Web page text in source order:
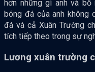
hơn những gì anh và
bóng đá của anh không
đá và cả Xuân Trường
tích tiếp theo trong sự
Lương xuân trường